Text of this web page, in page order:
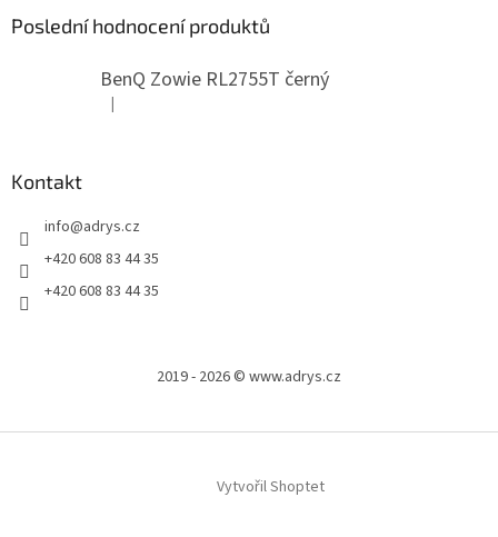
Poslední hodnocení produktů
BenQ Zowie RL2755T černý
Hodnocení produktu je 5 z 5 hvězdiček.
|
Kontakt
info@adrys.cz
+420 608 83 44 35
+420 608 83 44 35
2019 - 2026 © www.adrys.cz
Vytvořil Shoptet